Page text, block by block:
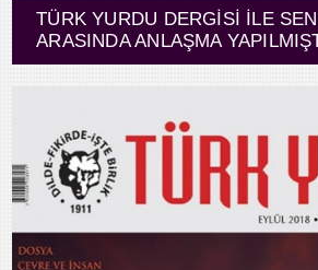
TÜRK YURDU DERGISI İLE
ARASINDA ANLAŞMA